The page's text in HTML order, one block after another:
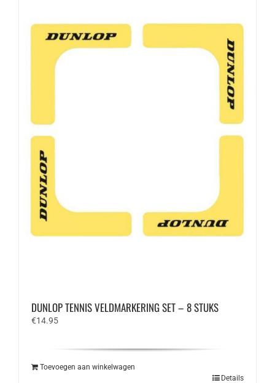
DUNLOP TENNIS VELDMARKERING SET – 8 STUKS
€14.95
Toevoegen aan winkelwagen
Details